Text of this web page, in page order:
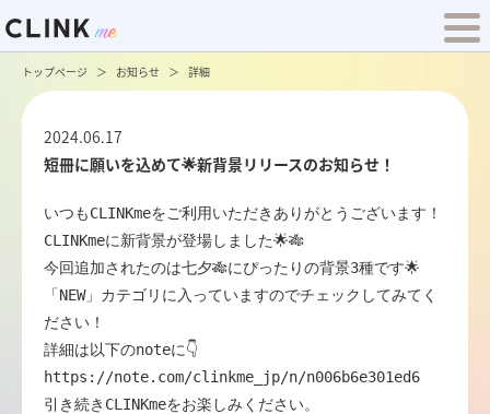
トップページ お知らせ 詳細
2024.06.17
短冊に願いを込めて🌟新背景リリースのお知らせ！
いつもCLINKmeをご利用いただきありがとうございます！
CLINKmeに新背景が登場しました🌟🎋
今回追加されたのは七夕🎋にぴったりの背景3種です🌟
「NEW」カテゴリに入っていますのでチェックしてみてく
ださい！
https://note.com/clinkme_jp/n/n006b6e301ed6
引き続きCLINKmeをお楽しみください。